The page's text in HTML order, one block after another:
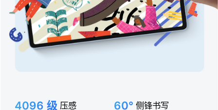
4096 级 压感 60° 侧锋书写